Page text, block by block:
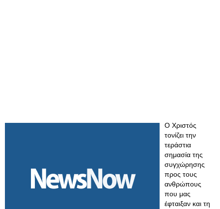
Ο Χριστός
τονίζει την
τεράστια
σημασία της
συγχώρησης
προς τους
ανθρώπους
που μας
έφταιξαν και τη